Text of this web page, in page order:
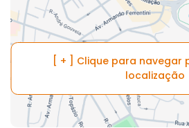
[ + ] Clique para navegar
localização